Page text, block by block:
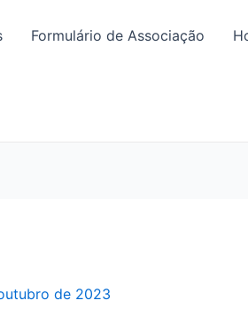
Formulário de Associação
de 2023